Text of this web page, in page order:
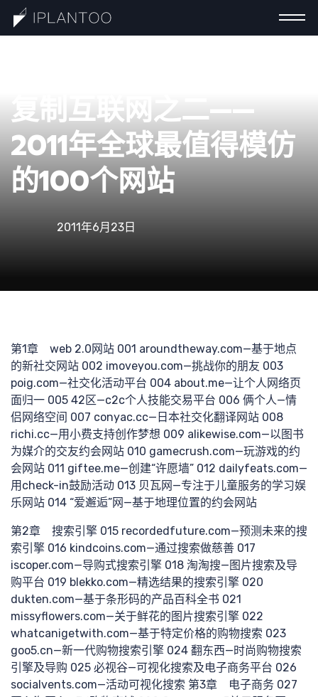
一分
钟认
识巧
计
复制互联网之二——
2011年全球最值得模仿
的100个网站
2011年6月23日
第1章 web 2.0网站 001 aroundtheway.com—基于地点
的新社交网站 002 imoveyou.com—挑战你的朋友 003
poig.com—社交化活动平台 004 about.me—让个人网络页
面归一 005 42区—c2c个人技能交易平台 006 俩个人—情
侣网络空间 007 conyac.cc—日本社交化翻译网站 008
richi.cc—用小费支持创作梦想 009 alikewise.com—以图书
为媒介的交友约会网站 010 gamecrush.com—玩游戏的约
会网站 011 giftee.me—创建“许愿墙” 012 dailyfeats.com—
用check-in鼓励活动 013 贝瓦网—专注于儿童服务的学习娱
乐网站 014 “爱邂逅”网—基于地理位置的约会网站
第2章 搜索引擎 015 recordedfuture.com—预测未来的搜
索引擎 016 kindcoins.com—通过搜索做慈善 017
iscoper.com—导购式搜索引擎 018 淘淘搜—图片搜索及导
购平台 019 blekko.com—精选结果的搜索引擎 020
dukten.com—基于条形码的产品百科全书 021
missyflowers.com—关于鲜花的图片搜索引擎 022
whatcanigetwith.com—基于特定价格的购物搜索 023
goo5.cn—新一代购物搜索引擎 024 翻东西—时尚购物搜索
引擎及导购 025 必视谷—可视化搜索及电子商务平台 026
socialvents.com—活动可视化搜索 第3章 电子商务 027